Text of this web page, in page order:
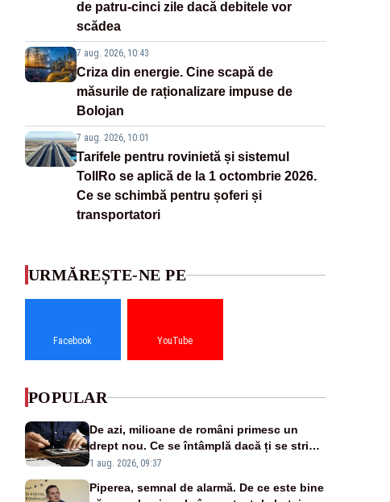
de patru-cinci zile dacă debitele vor
scădea
7 aug. 2026, 10:43
Criza din energie. Cine scapă de
măsurile de raționalizare impuse de
Bolojan
7 aug. 2026, 10:01
Tarifele pentru rovinietă și sistemul
TollRo se aplică de la 1 octombrie 2026.
Ce se schimbă pentru șoferi și
transportatori
URMĂREȘTE-NE PE
Facebook YouTube
POPULAR
De azi, milioane de români primesc un
drept nou. Ce se întâmplă dacă ți se strică
un produs
1 aug. 2026, 09:37
Piperea, semnal de alarmă. De ce este bine